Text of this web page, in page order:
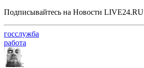
Подписывайтесь на Новости LIVE24.RU
госслужба
работа